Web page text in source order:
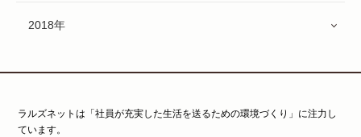
2018年
ラルズネットは「社員が充実した生活を送るための環境づくり」に注力し
ています。